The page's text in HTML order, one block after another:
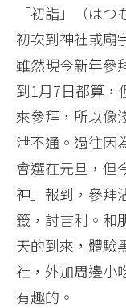
「初詣」（は
初次到神社或廟
雖然現今新年參
到1月7日都算，
來參拜，所以像
泄不通。過往因
會選在元旦，但
神」報到，參拜
籤，討吉利。和
天的到來，體驗
社，外加周邊小
有趣的。